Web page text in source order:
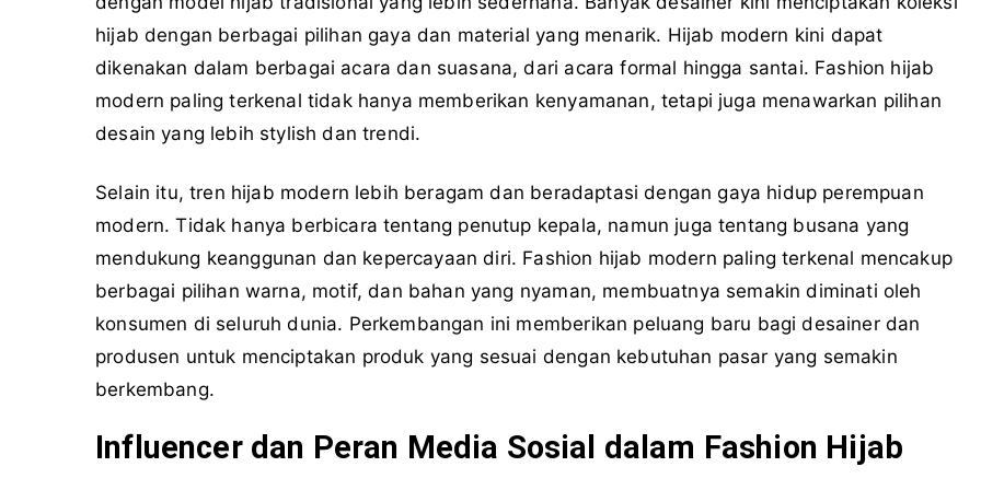
hijab dengan berbagai pilihan gaya dan material yang menarik. Hijab modern kini dapat
dikenakan dalam berbagai acara dan suasana, dari acara formal hingga santai. Fashion hijab
modern paling terkenal tidak hanya memberikan kenyamanan, tetapi juga menawarkan pilihan
desain yang lebih stylish dan trendi.
Selain itu, tren hijab modern lebih beragam dan beradaptasi dengan gaya hidup perempuan
modern. Tidak hanya berbicara tentang penutup kepala, namun juga tentang busana yang
mendukung keanggunan dan kepercayaan diri. Fashion hijab modern paling terkenal mencakup
berbagai pilihan warna, motif, dan bahan yang nyaman, membuatnya semakin diminati oleh
konsumen di seluruh dunia. Perkembangan ini memberikan peluang baru bagi desainer dan
produsen untuk menciptakan produk yang sesuai dengan kebutuhan pasar yang semakin
berkembang.
Influencer dan Peran Media Sosial dalam Fashion Hijab